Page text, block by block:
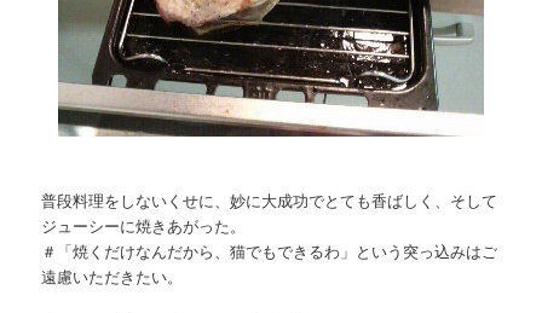
普段料理をしないくせに、妙に大成功でとても香ばしく、そして
ジューシーに焼きあがった。
＃「焼くだけなんだから、猫でもできるわ」という突っ込みはご
遠慮いただきたい。